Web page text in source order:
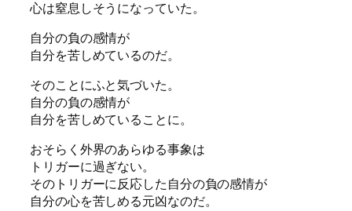
心は窒息しそうになっていた。
自分の負の感情が
自分を苦しめているのだ。
そのことにふと気づいた。
自分の負の感情が
自分を苦しめていることに。
おそらく外界のあらゆる事象は
トリガーに過ぎない。
そのトリガーに反応した自分の負の感情が
自分の心を苦しめる元凶なのだ。